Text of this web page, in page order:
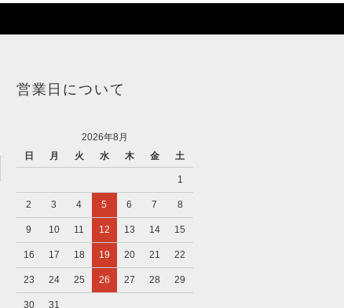
営業日について
2026年8月
日
月 火 水 木 金 土
1
2 3 4 5 6 7 8
9 10 11 12 13 14 15
16 17 18 19 20 21 22
23 24 25 26 27 28 29
30 31